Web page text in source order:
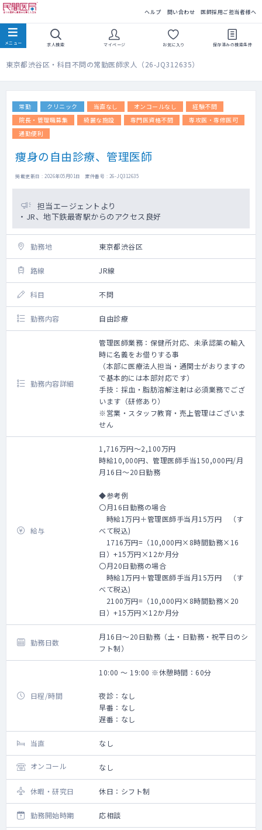
ヘルプ 問い合わせ 医師採用ご担当者様へ
求人検索 マイページ お気に入り 保存済みの検索条件
東京都渋谷区・科目不問の常勤医師求人（26-JQ312635）
常勤 クリニック 当直なし オンコールなし
経験不問
院長・管理職募集
綺麗な施設 専門医資格不問
専攻医・専修医可
通勤便利
痩身の自由診療、管理医師
掲載更新日 : 2026年05月01日 案件番号 : 26-JQ312635
担当エージェントより
・JR、地下鉄最寄駅からのアクセス良好
勤務地 東京都渋谷区
路線 JR線
科目 不問
勤務内容 自由診療
勤務内容詳細
管理医師業務：保健所対応、未承認薬の輸入
時に名義をお借りする事
（本部に医療法人担当・通関士がおりますの
で基本的には本部対応です）
手技：採血・脂肪溶解注射は必須業務でござ
います（研修あり）
※営業・スタッフ教育・売上管理はございま
せん
給与
1,716万円～2,100万円
時給10,000円、管理医師手当150,000円/月
月16日～20日勤務
◆参考例
〇月16日勤務の場合
時給1万円＋管理医師手当月15万円 （す
べて税込)
1716万円=（10,000円×8時間勤務×16
日）+15万円×12か月分
〇月20日勤務の場合
時給1万円＋管理医師手当月15万円 （す
べて税込)
2100万円=（10,000円×8時間勤務×20
日）+15万円×12か月分
勤務日数
月16日～20日勤務（土・日勤務・祝平日のシ
フト制）
日程/時間
10:00 〜 19:00 ※休憩時間：60分
夜診：なし
早番：なし
遅番：なし
当直 なし
オンコール なし
休暇・研究日 休日：シフト制
勤務開始時期 応相談